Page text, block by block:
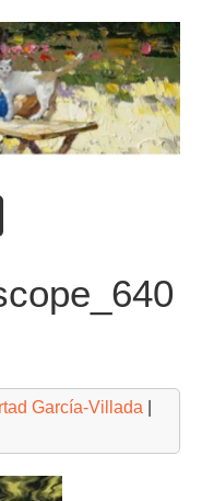
García-Villada